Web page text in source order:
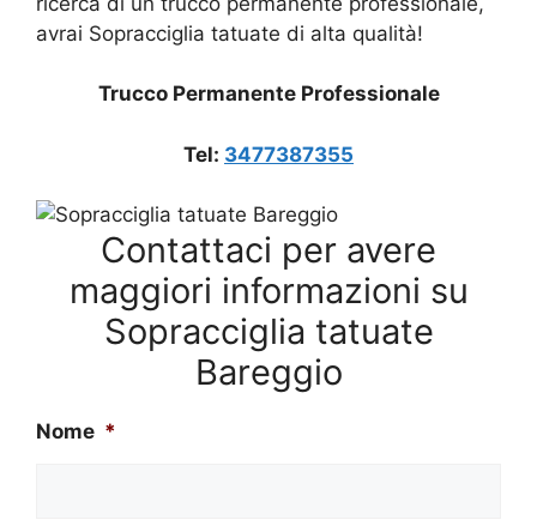
avrai Sopracciglia tatuate di alta qualità!
Trucco Permanente Professionale
Tel: 3477387355
Contattaci per avere
maggiori informazioni su
Sopracciglia tatuate
Bareggio
Nome *